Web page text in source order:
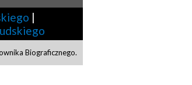
|
Biograficznego.